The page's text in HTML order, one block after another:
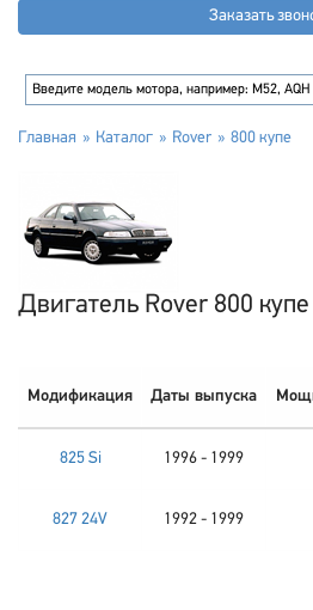
Заказать
Главная Каталог Rover 800 купе
Двигатель Rover 800
Модификация Даты выпуска
825 Si 1996 - 1999
827 24V 1992 - 1999